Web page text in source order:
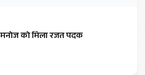
को मिला रजत पदक